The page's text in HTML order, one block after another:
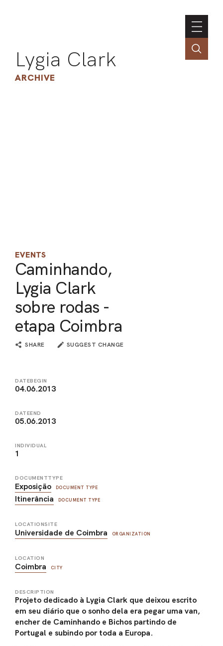
Lygia Clark
ARCHIVE
EVENTS
Caminhando,
Lygia Clark
sobre rodas -
etapa Coimbra
SHARE SUGGEST CHANGE
DATEBEGIN
04.06.2013
DATEEND
05.06.2013
INDIVIDUAL
1
DOCUMENTTYPE
Exposição DOCUMENT TYPE
Itinerância DOCUMENT TYPE
LOCATIONSITE
Universidade de Coimbra ORGANIZATION
LOCATION
Coimbra CITY
DESCRIPTION
Projeto dedicado à Lygia Clark que deixou escrito
em seu diário que o sonho dela era pegar uma van,
encher de Caminhando e Bichos partindo de
Portugal e subindo por toda a Europa.